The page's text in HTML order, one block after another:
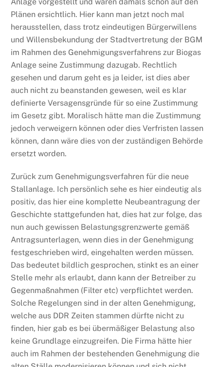
Plänen ersichtlich. Hier kann man jetzt noch mal
herausstellen, dass trotz eindeutigen Bürgerwillens
und Willensbekundung der Stadtvertretung der BGM
im Rahmen des Genehmigungsverfahrens zur Biogas
Anlage seine Zustimmung dazugab. Rechtlich
gesehen und darum geht es ja leider, ist dies aber
auch nicht zu beanstanden gewesen, weil es klar
definierte Versagensgründe für so eine Zustimmung
im Gesetz gibt. Moralisch hätte man die Zustimmung
jedoch verweigern können oder dies Verfristen lassen
können, dann wäre dies von der zuständigen Behörde
ersetzt worden.
Zurück zum Genehmigungsverfahren für die neue
Stallanlage. Ich persönlich sehe es hier eindeutig als
positiv, das hier eine komplette Neubeantragung der
Geschichte stattgefunden hat, dies hat zur folge, das
nun auch gewissen Belastungsgrenzwerte gemäß
Antragsunterlagen, wenn dies in der Genehmigung
festgeschrieben wird, eingehalten werden müssen.
Das bedeutet bildlich gesprochen, stinkt es an einer
Stelle mehr als erlaubt, dann kann der Betreiber zu
Gegenmaßnahmen (Filter etc) verpflichtet werden.
Solche Regelungen sind in der alten Genehmigung,
welche aus DDR Zeiten stammen dürfte nicht zu
finden, hier gab es bei übermäßiger Belastung also
keine Grundlage einzugreifen. Die Firma hätte hier
auch im Rahmen der bestehenden Genehmigung die